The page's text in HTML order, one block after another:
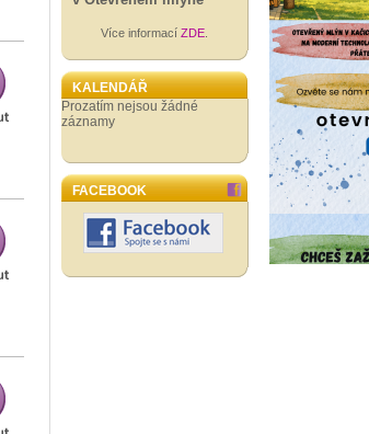
Více informací ZDE
KALENDÁŘ
Prozatím nejsou žádné
záznamy
FACEBOOK